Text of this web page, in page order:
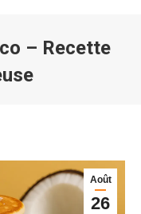
– Recette
Août
26